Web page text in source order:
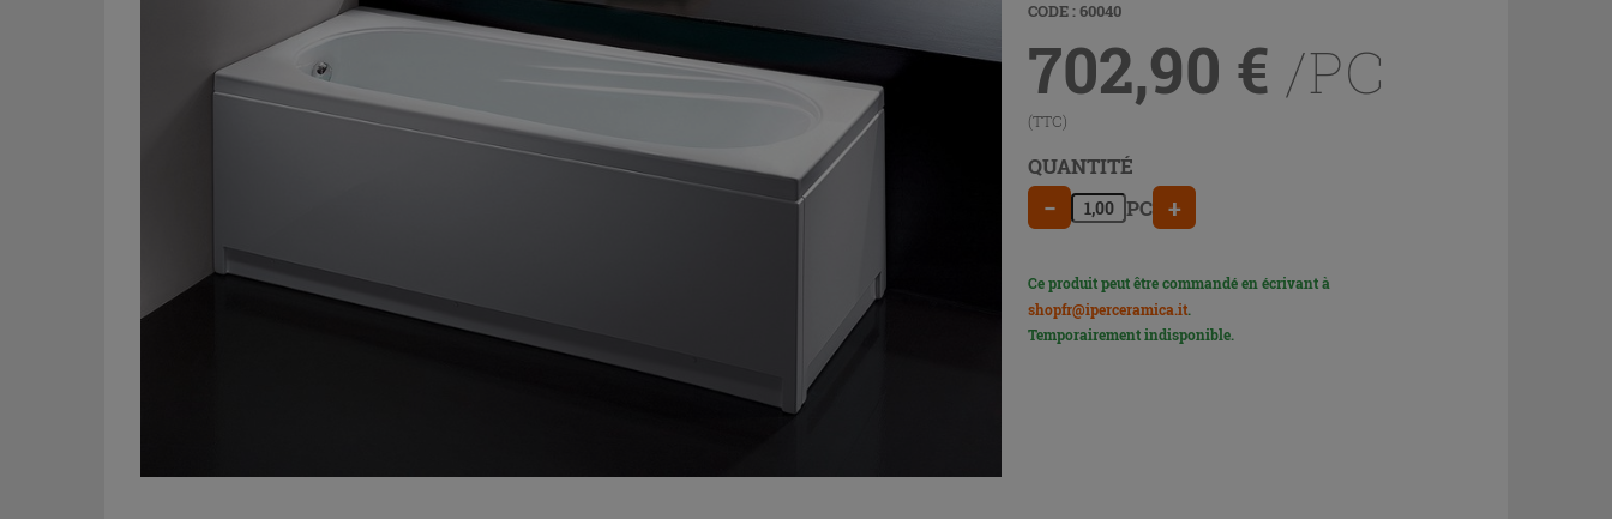
CODE : 60040
702,90 € /PC
(TTC)
QUANTITÉ
− PC +
Ce produit peut être commandé en écrivant à
shopfr@iperceramica.it.
Temporairement indisponible.